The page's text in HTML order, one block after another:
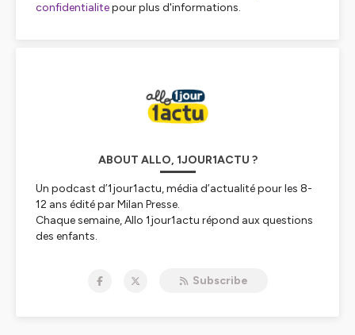
confidentialitepour plus d'informations.
ABOUT ALLO, 1JOUR1ACTU ?
Un podcast d’1jour1actu, média d’actualité pour les 8-
12 ans édité par Milan Presse.
Chaque semaine, Allo 1jour1actu répond aux questions
des enfants.
confidentialite
pour plus d'informations.
Subscribe